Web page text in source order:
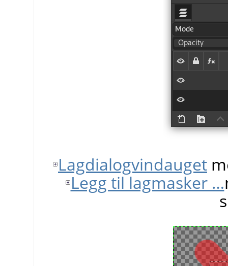
Lagdialogvindauget
Legg til lagmasker …